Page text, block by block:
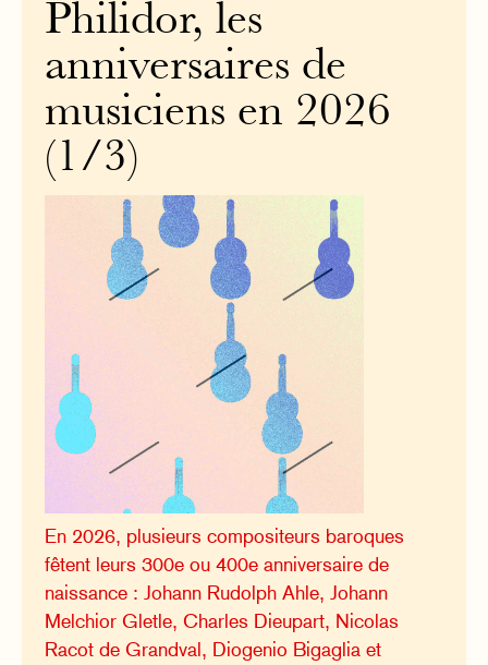
Philidor, les
anniversaires de
musiciens en 2026
(1/3)
En 2026, plusieurs compositeurs baroques
fêtent leurs 300e ou 400e anniversaire de
naissance : Johann Rudolph Ahle, Johann
Melchior Gletle, Charles Dieupart, Nicolas
Racot de Grandval, Diogenio Bigaglia et